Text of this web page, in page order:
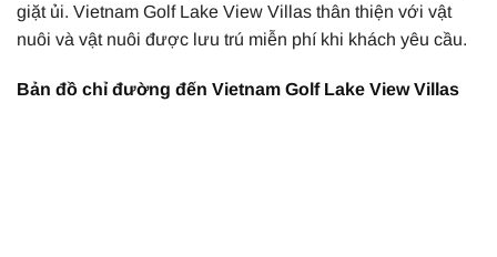
giặt ủi. Vietnam Golf Lake View Villas thân thiện với vật
nuôi và vật nuôi được lưu trú miễn phí khi khách yêu cầu.
Bản đồ chỉ đường đến Vietnam Golf Lake View Villas